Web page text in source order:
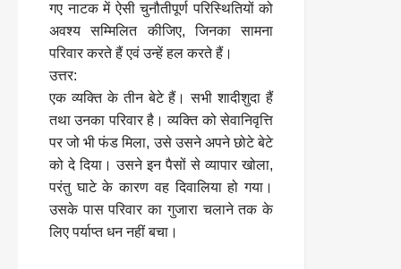
गए नाटक में ऐसी चुनौतीपूर्ण परिस्थितियों को
अवश्य सम्मिलित कीजिए, जिनका सामना
परिवार करते हैं एवं उन्हें हल करते हैं।
उत्तर:
एक व्यक्ति के तीन बेटे हैं। सभी शादीशुदा हैं
तथा उनका परिवार है। व्यक्ति को सेवानिवृत्ति
पर जो भी फंड मिला, उसे उसने अपने छोटे बेटे
को दे दिया। उसने इन पैसों से व्यापार खोला,
परंतु घाटे के कारण वह दिवालिया हो गया।
उसके पास परिवार का गुजारा चलाने तक के
लिए पर्याप्त धन नहीं बचा।